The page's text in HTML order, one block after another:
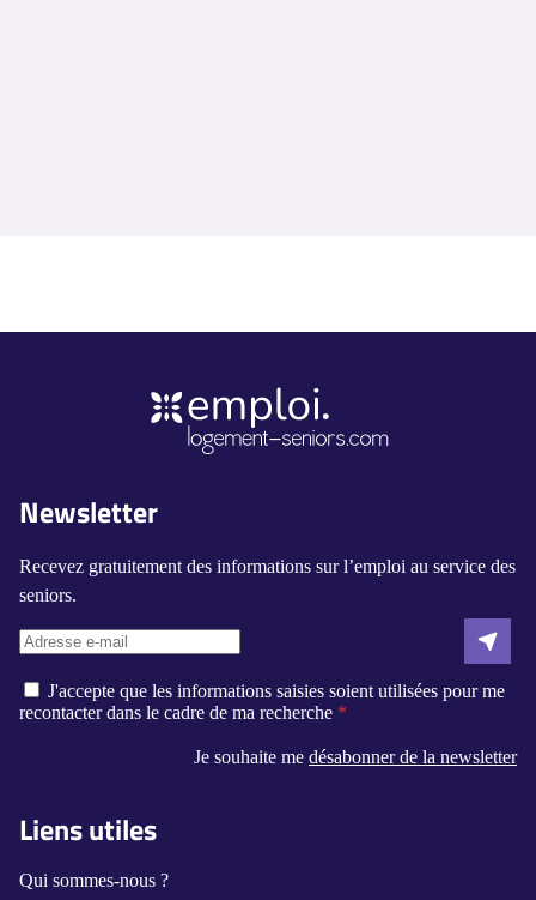
Newsletter
Recevez gratuitement des informations sur l’emploi au service des
seniors.
J'accepte que les informations saisies soient utilisées pour me
recontacter dans le cadre de ma recherche
Je souhaite me désabonner de la newsletter
Liens utiles
Qui sommes-nous ?